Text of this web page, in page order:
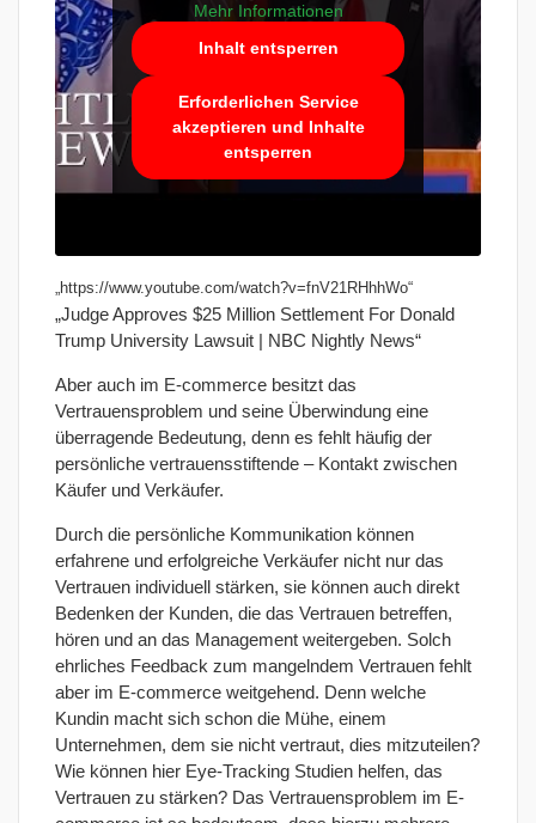
Mehr Informationen
Inhalt entsperren
Erforderlichen Service
akzeptieren und Inhalte
entsperren
„https://www.youtube.com/watch?v=fnV21RHhhWo“
„Judge Approves $25 Million Settlement For Donald
Trump University Lawsuit | NBC Nightly News“
Aber auch im E-commerce besitzt das
Vertrauensproblem und seine Überwindung eine
überragende Bedeutung, denn es fehlt häufig der
persönliche vertrauensstiftende – Kontakt zwischen
Käufer und Verkäufer.
Durch die persönliche Kommunikation können
erfahrene und erfolgreiche Verkäufer nicht nur das
Vertrauen individuell stärken, sie können auch direkt
Bedenken der Kunden, die das Vertrauen betreffen,
hören und an das Management weitergeben. Solch
ehrliches Feedback zum mangelndem Vertrauen fehlt
aber im E-commerce weitgehend. Denn welche
Kundin macht sich schon die Mühe, einem
Unternehmen, dem sie nicht vertraut, dies mitzuteilen?
Wie können hier Eye-Tracking Studien helfen, das
Vertrauen zu stärken? Das Vertrauensproblem im E-